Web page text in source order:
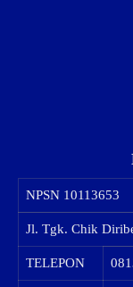
NPSN 10113653
Jl. Tgk. Chik
TELEPON